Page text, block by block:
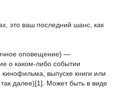
это ваш последний шанс, как
оповещение) —
о каком-либо событии
кинофильма, выпуске книги или
далее)[1]. Может быть в виде